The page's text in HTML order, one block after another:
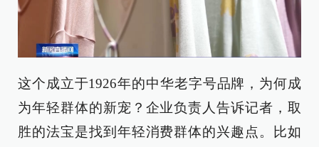
这个成立于1926年的中华老字号品牌，为何成
为年轻群体的新宠？企业负责人告诉记者，取
胜的法宝是找到年轻消费群体的兴趣点。比如